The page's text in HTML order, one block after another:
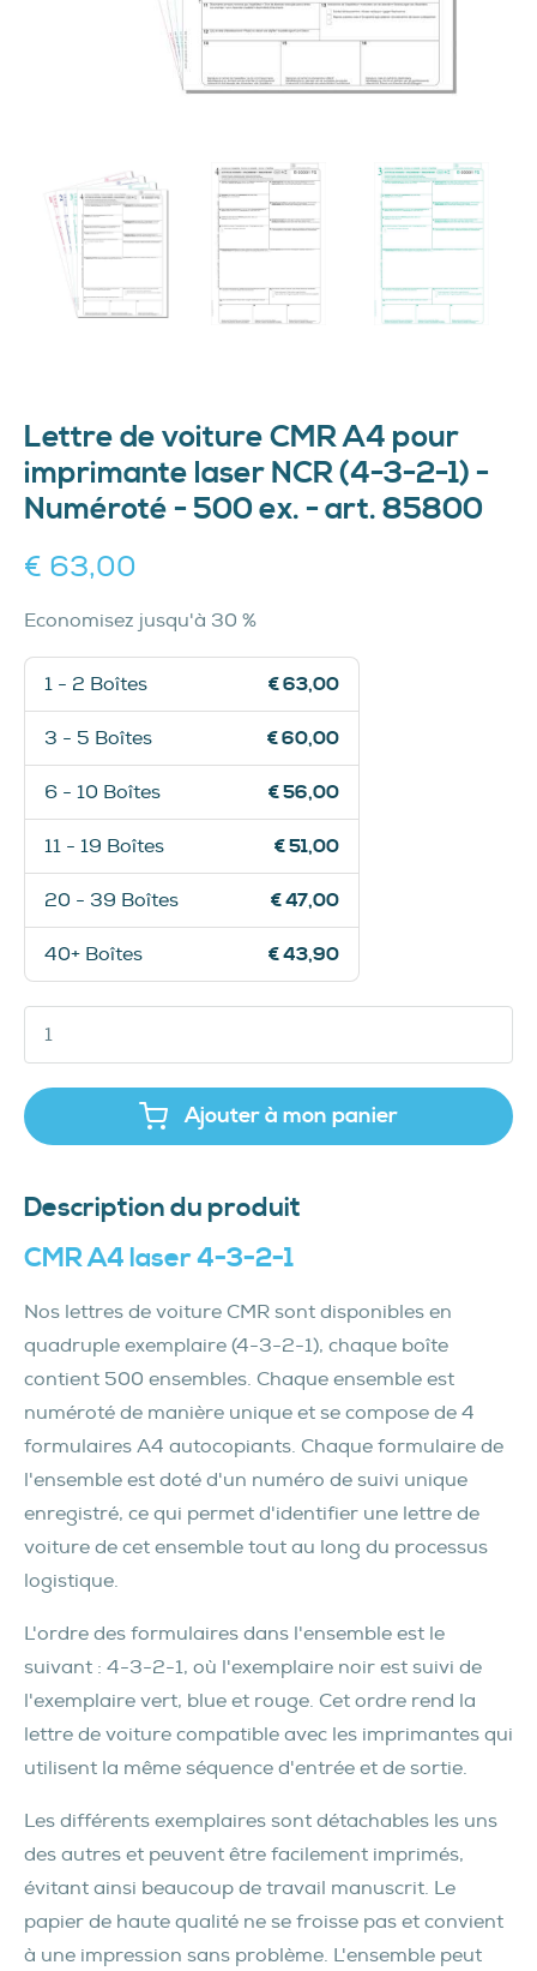
Lettre de voiture CMR A4 pour
imprimante laser NCR (4-3-2-1) -
Numéroté - 500 ex. - art. 85800
€ 63,00
Economisez jusqu'à 30 %
1 - 2 Boîtes € 63,00
3 - 5 Boîtes € 60,00
6 - 10 Boîtes € 56,00
11 - 19 Boîtes € 51,00
20 - 39 Boîtes € 47,00
40+ Boîtes € 43,90
Ajouter à mon panier
Description du produit
CMR A4 laser 4-3-2-1
Nos lettres de voiture CMR sont disponibles en
quadruple exemplaire (4-3-2-1), chaque boîte
contient 500 ensembles. Chaque ensemble est
numéroté de manière unique et se compose de 4
formulaires A4 autocopiants. Chaque formulaire de
l'ensemble est doté d'un numéro de suivi unique
enregistré, ce qui permet d'identifier une lettre de
voiture de cet ensemble tout au long du processus
logistique.
L'ordre des formulaires dans l'ensemble est le
suivant : 4-3-2-1, où l'exemplaire noir est suivi de
l'exemplaire vert, blue et rouge. Cet ordre rend la
lettre de voiture compatible avec les imprimantes qui
utilisent la même séquence d'entrée et de sortie.
Les différents exemplaires sont détachables les uns
des autres et peuvent être facilement imprimés,
évitant ainsi beaucoup de travail manuscrit. Le
papier de haute qualité ne se froisse pas et convient
à une impression sans problème. L'ensemble peut